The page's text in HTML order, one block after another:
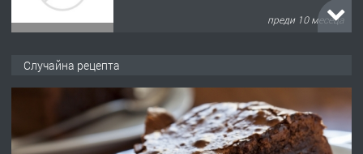
преди 1 година
преди 1 година
Случайна рецепта